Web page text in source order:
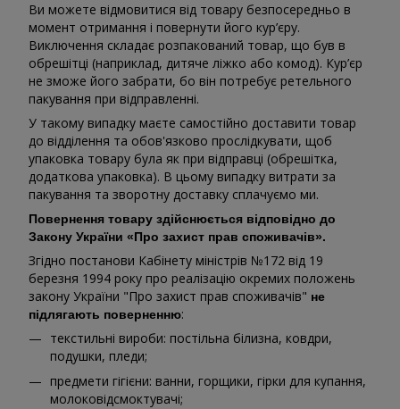
Ви можете відмовитися від товару безпосередньо в
момент отримання і повернути його кур’єру.
Виключення складає розпакований товар, що був в
обрешітці (наприклад, дитяче ліжко або комод). Кур’єр
не зможе його забрати, бо він потребує ретельного
пакування при відправленні.
У такому випадку маєте самостійно доставити товар
до відділення та обов'язково прослідкувати, щоб
упаковка товару була як при відправці (обрешітка,
додаткова упаковка). В цьому випадку витрати за
пакування та зворотну доставку сплачуємо ми.
Повернення товару здійснюється відповідно до
Закону України «Про захист прав споживачів».
Згідно постанови Кабінету міністрів №172 від 19
березня 1994 року про реалізацію окремих положень
закону України "Про захист прав споживачів" не
підлягають поверненню:
текстильні вироби: постільна білизна, ковдри,
подушки, пледи;
предмети гігієни: ванни, горщики, гірки для купання,
молоковідсмоктувачі;